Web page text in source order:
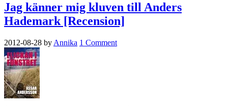
Jag känner mig kluven till Anders
Hademark [Recension]
2012-08-28 by Annika 1 Comment